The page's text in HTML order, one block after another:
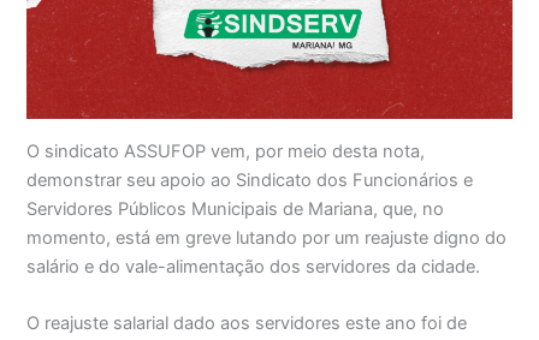
O sindicato ASSUFOP vem, por meio desta nota,
demonstrar seu apoio ao Sindicato dos Funcionários e
Servidores Públicos Municipais de Mariana, que, no
momento, está em greve lutando por um reajuste digno do
salário e do vale-alimentação dos servidores da cidade.
O reajuste salarial dado aos servidores este ano foi de